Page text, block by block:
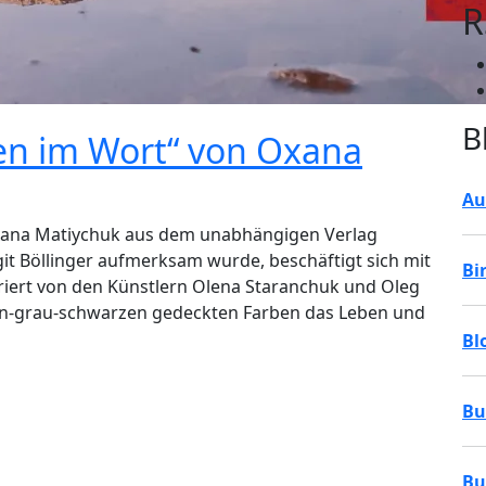
im Wort“ von Oxana
Matiychuk aus dem unabhängigen Verlag
Böllinger aufmerksam wurde, beschäftigt sich mit
von den Künstlern Olena Staranchuk und Oleg
schwarzen gedeckten Farben das Leben und